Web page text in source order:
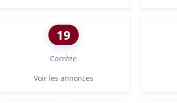
19
Corrèze
Voir les annonces